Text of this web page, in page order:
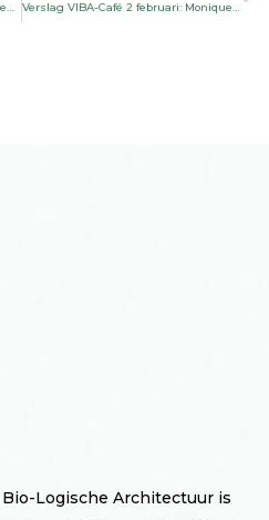
Logische Architectuur is